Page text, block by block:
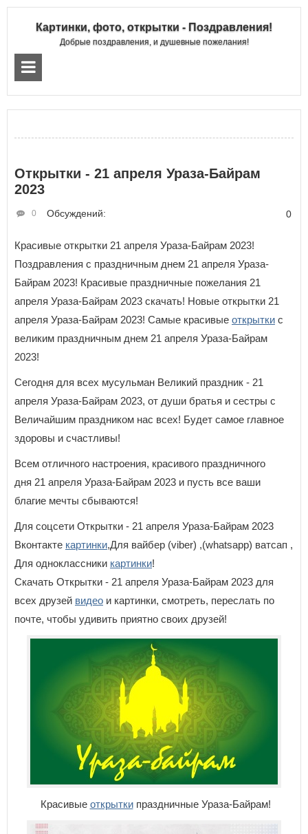
Картинки, фото, открытки - Поздравления!
Добрые поздравления, и душевные пожелания!
Открытки - 21 апреля Ураза-Байрам
2023
Обсуждений:
0 0
Красивые открытки 21 апреля Ураза-Байрам 2023!
Поздравления с праздничным днем 21 апреля Ураза-
Байрам 2023! Красивые праздничные пожелания 21
апреля Ураза-Байрам 2023 скачать! Новые открытки 21
апреля Ураза-Байрам 2023! Самые красивые открытки с
великим праздничным днем 21 апреля Ураза-Байрам
2023!
Сегодня для всех мусульман Великий праздник - 21
апреля Ураза-Байрам 2023, от души братья и сестры с
Величайшим праздником нас всех! Будет самое главное
здоровы и счастливы!
Всем отличного настроения, красивого праздничного
дня 21 апреля Ураза-Байрам 2023 и пусть все ваши
благие мечты сбываются!
Для соцсети Открытки - 21 апреля Ураза-Байрам 2023
Вконтакте картинки,Для вайбер (viber) ,(whatsapp) ватсап ,
Для одноклассники картинки!
Скачать Открытки - 21 апреля Ураза-Байрам 2023 для
всех друзей видео и картинки, смотреть, переслать по
почте, чтобы удивить приятно своих друзей!
Красивые открыткипраздничные Ураза-Байрам!